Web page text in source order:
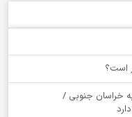
است؟
به خراسان جنوبی /